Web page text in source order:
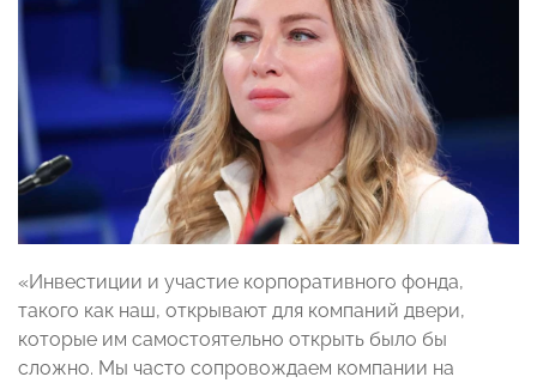
«Инвестиции и участие корпоративного фонда,
такого как наш, открывают для компаний двери,
которые им самостоятельно открыть было бы
сложно. Мы часто сопровождаем компании на